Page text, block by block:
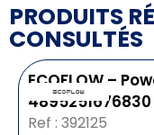
PRODUITS
CONSULTÉS
ECOFLOW –
4895251676830
Ref : 392125